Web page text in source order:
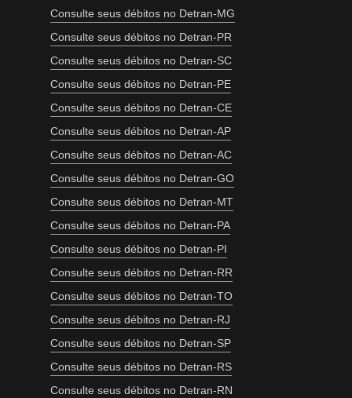
Consulte seus débitos no Detran-MG
Consulte seus débitos no Detran-PR
Consulte seus débitos no Detran-SC
Consulte seus débitos no Detran-PE
Consulte seus débitos no Detran-CE
Consulte seus débitos no Detran-AP
Consulte seus débitos no Detran-AC
Consulte seus débitos no Detran-GO
Consulte seus débitos no Detran-MT
Consulte seus débitos no Detran-PA
Consulte seus débitos no Detran-PI
Consulte seus débitos no Detran-RR
Consulte seus débitos no Detran-TO
Consulte seus débitos no Detran-RJ
Consulte seus débitos no Detran-SP
Consulte seus débitos no Detran-RS
Consulte seus débitos no Detran-RN